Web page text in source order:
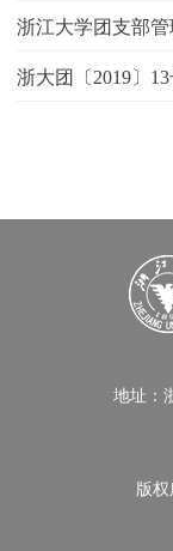
浙江大学团支部管
地址：
版